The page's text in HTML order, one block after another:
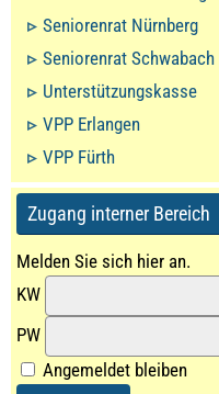
Seniorenrat Nürnberg
Seniorenrat Schwabach
Unterstützungskasse
VPP Erlangen
VPP Fürth
Zugang interner Bereich
Melden Sie sich hier an.
KW
PW
Angemeldet bleiben